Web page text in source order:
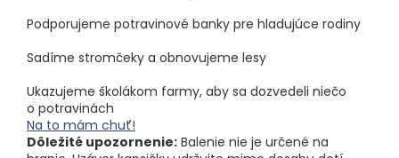
Podporujeme potravinové banky pre hladujúce rodiny
Sadíme stromčeky a obnovujeme lesy
Ukazujeme školákom farmy, aby sa dozvedeli niečo
o potravinách
Na to mám chuť!
Dôležité upozornenie: Balenie nie je určené na